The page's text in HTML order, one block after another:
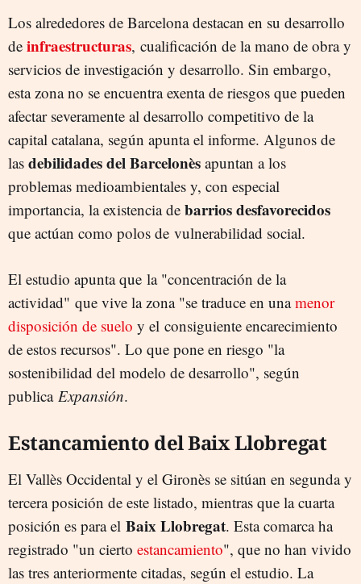
Los alrededores de Barcelona destacan en su desarrollo
de infraestructuras, cualificación de la mano de obra y
servicios de investigación y desarrollo. Sin embargo,
esta zona no se encuentra exenta de riesgos que pueden
afectar severamente al desarrollo competitivo de la
capital catalana, según apunta el informe. Algunos de
las debilidades del Barcelonès apuntan a los
problemas medioambientales y, con especial
importancia, la existencia de barrios desfavorecidos
que actúan como polos de vulnerabilidad social.
El estudio apunta que la "concentración de la
actividad" que vive la zona "se traduce en unamenor
disposición de suelo y el consiguiente encarecimiento
de estos recursos". Lo que pone en riesgo "la
sostenibilidad del modelo de desarrollo", según
publica Expansión.
Estancamiento del Baix Llobregat
El Vallès Occidental y el Gironès se sitúan en segunda y
tercera posición de este listado, mientras que la cuarta
posición es para el Baix Llobregat. Esta comarca ha
registrado "un cierto estancamiento", que no han vivido
las tres anteriormente citadas, según el estudio. La